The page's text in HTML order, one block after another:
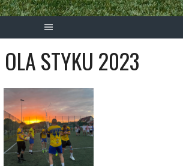
OLA STYKU 2023